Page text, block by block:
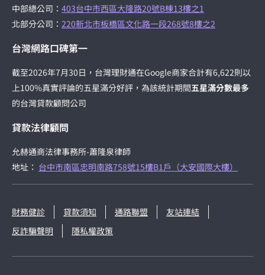
中部總公司： 403台中市西區大隆路20號B棟13樓之1
北部分公司： 220新北市板橋區文化路一段268號8樓之2
台灣網路口碑第一
截至2026年7月30日，台灣理財通在Google商家合計有6,622則以
上100%真實評論的五星滿分好評，為該統計期間五星滿分數最多
的台灣貸款顧問公司
貸款法律顧問
允赫通商法律事務所-蕭隆泉律師
地址： 台中市南區忠明南路758號15樓B1戶（大安國際大樓）
財務健診 貸款須知 通路聯盟
友站連結
反詐騙聲明
隱私權政策